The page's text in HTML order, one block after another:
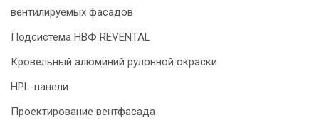
вентилируемых фасадов
Подсистема НВФ REVENTAL
Кровельный алюминий рулонной окраски
HPL-панели
Проектирование вентфасада